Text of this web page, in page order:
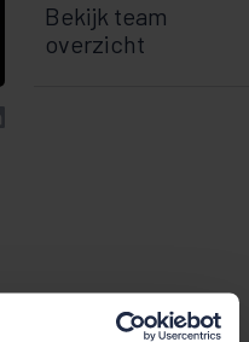
Bekijk team
overzicht